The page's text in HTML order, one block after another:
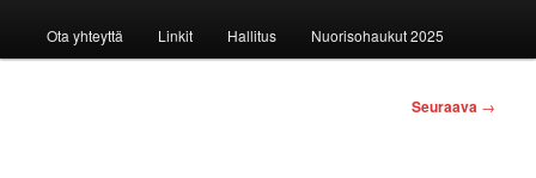
Ota yhteyttä Linkit Hallitus Nuorisohaukut 2025
Seuraava →